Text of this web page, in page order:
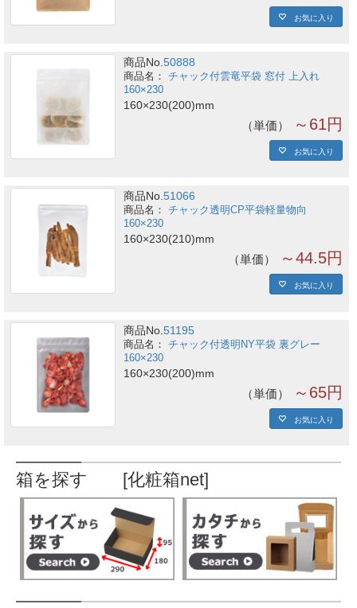
お気に入り
商品No.50888
チャック付雲竜平袋 窓付 上入れ
160×230
160×230(200)mm
単価 ～61円
お気に入り
商品No.51066
チャック透明CP平袋軽量物向
160×230
160×230(210)mm
単価 ～44.5円
お気に入り
商品No.51195
チャック付透明NY平袋 裏グレー
160×230
160×230(200)mm
単価 ～65円
お気に入り
箱を探す [化粧箱net]